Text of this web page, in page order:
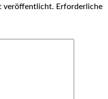
veröffentlicht. Erforderliche